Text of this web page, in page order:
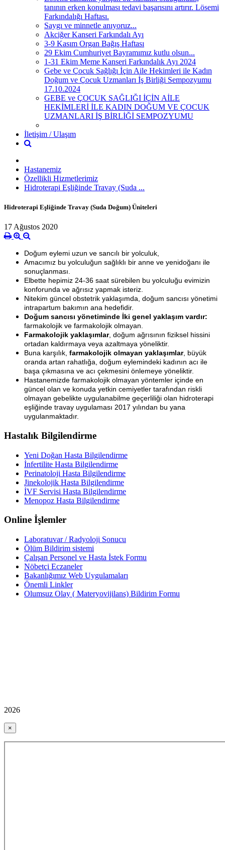
tanının erken konulması tedavi başarısını artırır. Lösemi
Farkındalığı Haftası.
Saygı ve minnetle anıyoruz...
Akciğer Kanseri Farkındalı Ayı
3-9 Kasım Organ Bağış Haftası
29 Ekim Cumhuriyet Bayramımız kutlu olsun...
1-31 Ekim Meme Kanseri Farkındalık Ayı 2024
Gebe ve Çocuk Sağlığı İçin Aile Hekimleri ile Kadın
Doğum ve Çocuk Uzmanları İş Birliği Sempozyumu
17.10.2024
GEBE ve ÇOCUK SAĞLIĞI İÇİN AİLE
HEKİMLERİ İLE KADIN DOĞUM VE ÇOCUK
UZMANLARI İŞ BİRLİĞİ SEMPOZYUMU
İletişim / Ulaşım
Hastanemiz
Özellikli Hizmetlerimiz
Hidroterapi Eşliğinde Travay (Suda ...
Hidroterapi Eşliğinde Travay (Suda Doğum) Üniteleri
17 Ağustos 2020
Doğum eylemi uzun ve sancılı bir yolculuk,
Amacımız bu yolculuğun sağlıklı bir anne ve yenidoğanı ile
sonuçlanması.
Elbette hepimiz 24-36 saat sürebilen bu yolculuğu evimizin
konforunda ve ağrısız yapmak isteriz.
Nitekim güncel obstetrik yaklaşımda, doğum sancısı yönetimi
intrapartum bakımın ana hedefidir.
Doğum sancısı yönetiminde İki genel yaklaşım vardır:
farmakolojik ve farmakolojik olmayan.
Farmakolojik yaklaşımlar, doğum ağrısının fiziksel hissini
ortadan kaldırmaya veya azaltmaya yöneliktir.
Buna karşılık, farmakolojik olmayan yaklaşımlar, büyük
oranda artan rahatlığa, doğum eylemindeki kadının acı ile
başa çıkmasına ve acı çekmesini önlemeye yöneliktir.
Hastanemizde farmakolojik olmayan yöntemler içinde en
güncel olan ve konuda yetkin cemiyetler tarafından riskli
olmayan gebelikte uygulanabilme geçerliliği olan hidroterapi
eşliğinde travay uygulaması 2017 yılından bu yana
uygulanmaktadır.
Hastalık Bilgilendirme
Yeni Doğan Hasta Bilgilendirme
İnfertilite Hasta Bilgilendirme
Perinatoloji Hasta Bilgilendirme
Jinekolojik Hasta Bilgilendirme
İVF Servisi Hasta Bilgilendirme
Menopoz Hasta Bilgilendirme
Online İşlemler
Laboratuvar / Radyoloji Sonucu
Ölüm Bildirim sistemi
Çalışan Personel ve Hasta İstek Formu
Nöbetçi Eczaneler
Bakanlığımız Web Uygulamaları
Önemli Linkler
Olumsuz Olay ( Materyovijilans) Bildirim Formu
2026
×